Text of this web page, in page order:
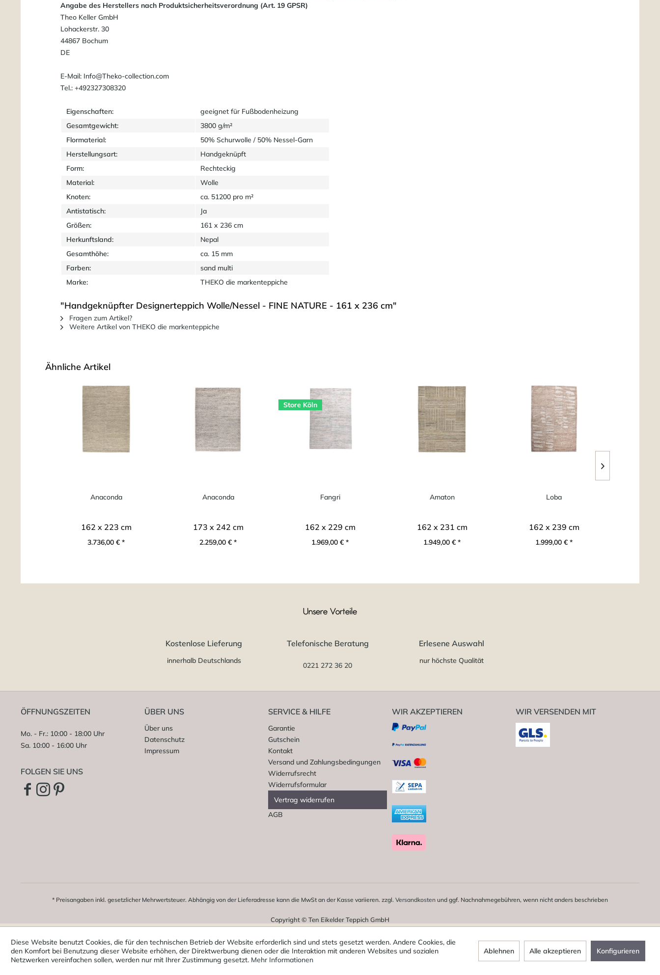
Angabe des Herstellers nach Produktsicherheitsverordnung (Art. 19 GPSR)
Theo Keller GmbH
Lohackerstr. 30
44867 Bochum
DE
E-Mail: Info@Theko-collection.com
Tel.: +492327308320
Eigenschaften:
geeignet für Fußbodenheizung
Gesamtgewicht:
3800 g/m²
Flormaterial:
50% Schurwolle / 50% Nessel-Garn
Herstellungsart:
Handgeknüpft
Form:
Rechteckig
Material:
Wolle
Knoten:
ca. 51200 pro m²
Antistatisch:
Ja
Größen:
161 x 236 cm
Herkunftsland:
Nepal
Gesamthöhe:
ca. 15 mm
Farben:
sand multi
Marke:
THEKO die markenteppiche
"Handgeknüpfter Designerteppich Wolle/Nessel - FINE NATURE - 161 x 236 cm"
Fragen zum Artikel?
Weitere Artikel von THEKO die markenteppiche
Ähnliche Artikel
Anaconda
162 x 223 cm
3.736,00 € *
Anaconda
173 x 242 cm
2.259,00 € *
Store Köln
Fangri
162 x 229 cm
1.969,00 € *
Amaton
162 x 231 cm
1.949,00 € *
Loba
162 x 239 cm
1.999,00 € *
Unsere Vorteile
Kostenlose Lieferung
innerhalb Deutschlands
Telefonische Beratung
0221 272 36 20
Erlesene Auswahl
nur höchste Qualität
ÖFFNUNGSZEITEN
Mo. - Fr.: 10:00 - 18:00 Uhr
Sa. 10:00 - 16:00 Uhr
FOLGEN SIE UNS
ÜBER UNS
Über uns
Datenschutz
Impressum
SERVICE & HILFE
Garantie
Gutschein
Kontakt
Versand und Zahlungsbedingungen
Widerrufsrecht
Widerrufsformular
Vertrag widerrufen
AGB
WIR AKZEPTIEREN WIR VERSENDEN MIT
* Preisangaben inkl. gesetzlicher Mehrwertsteuer. Abhängig von der Lieferadresse kann die MwSt an der Kasse variieren. zzgl. Versandkosten und ggf. Nachnahmegebühren, wenn nicht anders beschrieben
Copyright © Ten Eikelder Teppich GmbH
Diese Website benutzt Cookies, die für den technischen Betrieb der Website erforderlich sind und stets gesetzt werden. Andere Cookies, die
den Komfort bei Benutzung dieser Website erhöhen, der Direktwerbung dienen oder die Interaktion mit anderen Websites und sozialen
Netzwerken vereinfachen sollen, werden nur mit Ihrer Zustimmung gesetzt. Mehr Informationen
Ablehnen Alle akzeptieren Konfigurieren